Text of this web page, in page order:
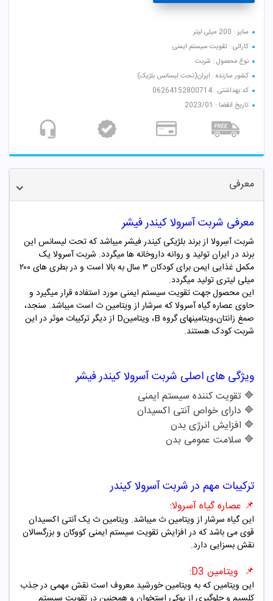
سایز : 200 میلی لیتر
کارائی : تقویت سیستم ایمنی
نوع محصول : شربت
کشور سازنده : ایران(تحت لیسانس بلژیک)
کد بهداشتی : 06264152800714
تاریخ انقضا : 2023/01
معرفی
معرفی شربت آسرولا کیندر فیشر
شربت آسِرولا از برند بلژیکی کیندر فیشر میباشد که تحت لیسانس این
برند در ایران تولید و روانه داروخانه ها میگردد. شربت آسرولا یک
مکمل غذایی ایمن برای کودکان ۳ سال به بالا است و در بطری های ۲۰۰
میلی لیتری تولید میگردد.
این محصول جهت تقویت سیستم ایمنی مورد استفاده قرار میگیرد و
حاوی عصاره گیاه آسرولا که سرشار از ویتامین ث است میباشد. سنجد،
صمغ زانتان،ویتامینهای گروه B، ویتامینD از دیگر ترکیبات موثر در این
شربت کودک هستند.
ویژگی های اصلی شربت آسرولا کیندر فیشر
🔷 تقویت کننده سیستم ایمنی
🔷 دارای خواص آنتی اکسیدان
🔷 افزایش انرژی بدن
🔷 سلامت عمومی بدن
ترکیبات مهم در شربت آسرولا کیندر
📌 عصاره گیاه آسرولا:
این گیاه سرشار از ویتامین ث میباشد. ویتامین ث یک آنتی اکسیدان
قوی می باشد که در افزایش تقویت سیستم ایمنی کووکان و بزرگسالان
نقش بسزایی دارد.
📌 ویتامین D3:
این ویتامین که به ویتامین خورشید معروف است نقش مهمی در جذب